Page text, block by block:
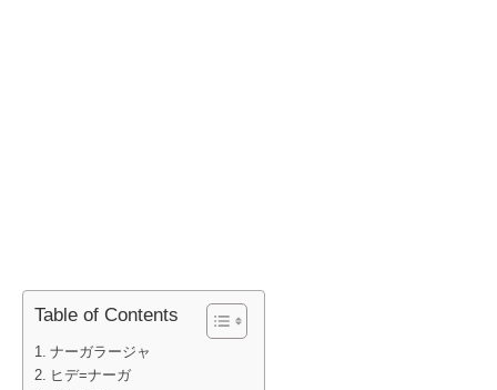
Table of Contents
ナーガラージャ
ヒデ=ナーガ